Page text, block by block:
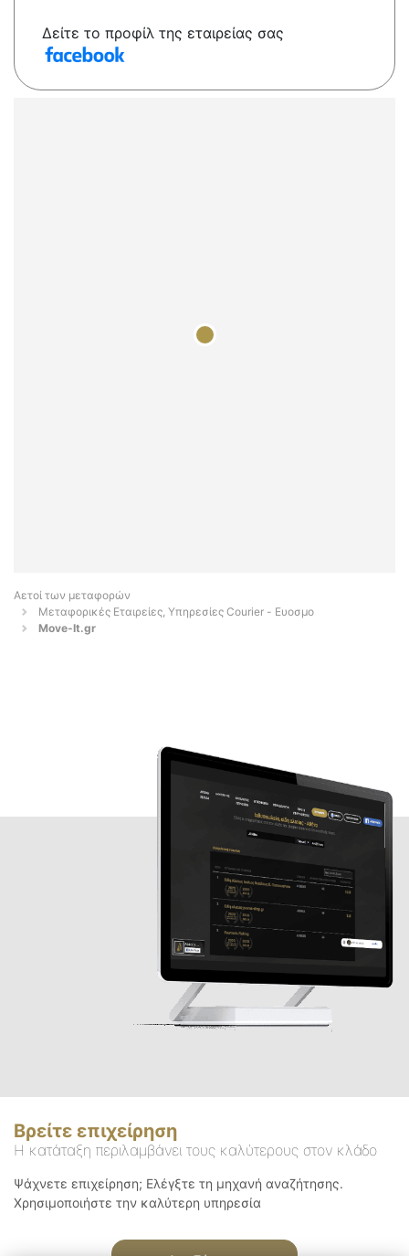
Δείτε το προφίλ της εταιρείας σας
Αετοί των μεταφορών
Μεταφορικές Εταιρείες, Υπηρεσίες Courier - Ευοσμο
Move-It.gr
Βρείτε επιχείρηση
Η κατάταξη περιλαμβάνει τους καλύτερους στον κλάδο
Ψάχνετε επιχείρηση; Ελέγξτε τη μηχανή αναζήτησης.
Χρησιμοποιήστε την καλύτερη υπηρεσία